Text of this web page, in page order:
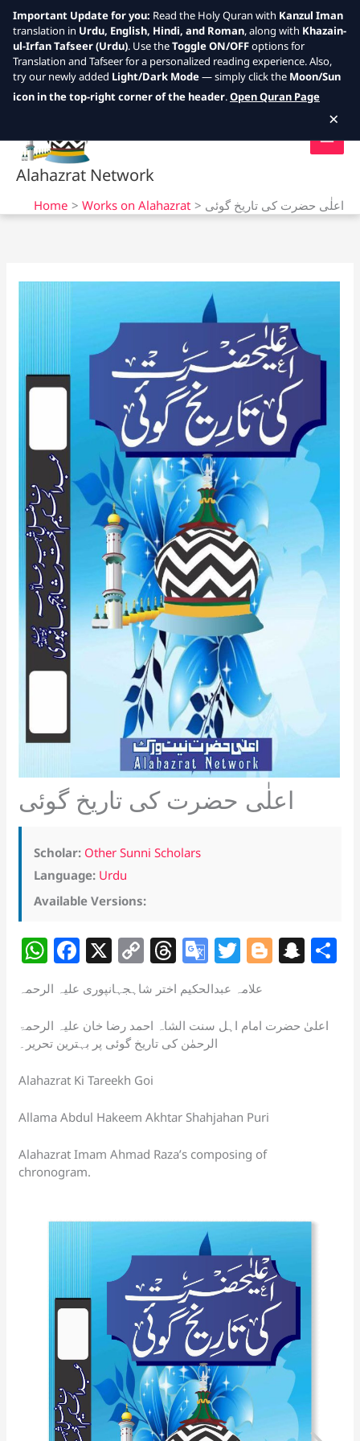
Skip
Alahazrat Network
Home Works on Alahazrat اعلٰی حضرت کی تاریخ گوئی
اعلٰی حضرت کی تاریخ گوئی
Scholar: Other Sunni Scholars
Language: Urdu
Available Versions:
W
h
at
s
A
p
p
F
c
e
b
o
o
k
X C
p
y
Li
n
k
T
re
a
d
G
o
o
gl
e
a
n
sl
T
w
itt
er
Bl
g
S
p
علامہ عبدالحکیم اختر شاہجہانپوری علیہ الرحمہ
اعلیٰ حضرت امام اہل سنت الشاہ احمد رضا خان علیہ الرحمۃ
الرحمٰن کی تاریخ گوئی پر بہترین تحریر۔
Alahazrat Ki Tareekh Goi
Allama Abdul Hakeem Akhtar Shahjahan Puri
Alahazrat Imam Ahmad Raza’s composing of
chronogram.
Important Update for you: Read the Holy Quran with Kanzul Iman
translation in Urdu, English, Hindi, and Roman, along with Khazain-
ul-Irfan Tafseer (Urdu). Use theToggle ON/OFFoptions for
Translation and Tafseer for a personalized reading experience. Also,
try our newly added Light/Dark Mode— simply click the Moon/Sun
icon in the top-right corner of the header.Open Quran Page
×